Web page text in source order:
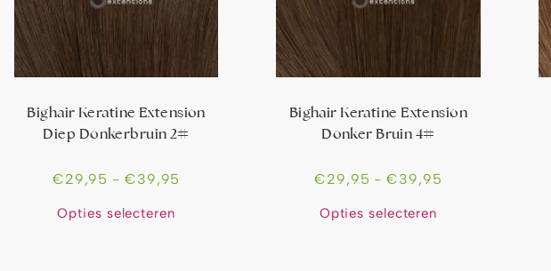
Bighair Keratine Extension
Diep Donkerbruin 2#
€29,95 - €39,95
Opties selecteren
Bighair Keratine Extension
Donker Bruin 4#
€29,95 - €39,95
Opties selecteren